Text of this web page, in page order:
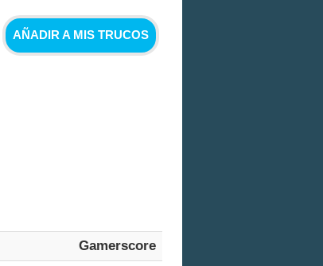
AÑADIR A MIS TRUCOS
Gamerscore